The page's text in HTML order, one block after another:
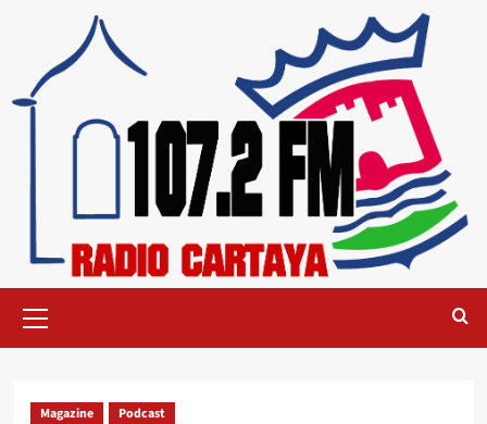
Magazine Podcast